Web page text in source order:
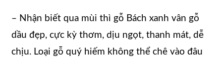
– Nhận biết qua mùi thì gỗ Bách xanh vân gỗ
dầu đẹp, cực kỳ thơm, dịu ngọt, thanh mát, dễ
chịu. Loại gỗ quý hiếm không thể chê vào đâu